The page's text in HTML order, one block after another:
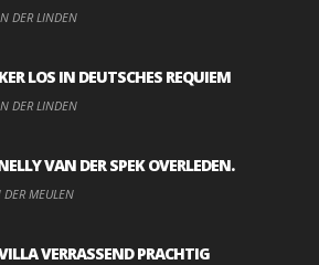
DER LINDEN
LOS IN DEUTSCHES REQUIEM
DER LINDEN
VAN DER SPEK OVERLEDEN.
MEULEN
VERRASSEND PRACHTIG